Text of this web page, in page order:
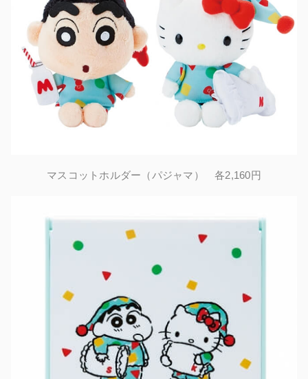
マスコットホルダー（パジャマ） 各2,160円